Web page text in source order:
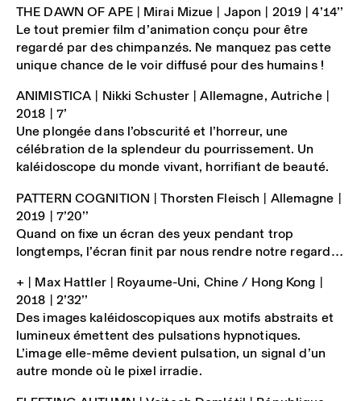
THE DAWN OF APE| Mirai Mizue | Japon | 2019 | 4’14’’
Le tout premier film d’animation conçu pour être
regardé par des chimpanzés. Ne manquez pas cette
unique chance de le voir diffusé pour des humains !
ANIMISTICA | Nikki Schuster | Allemagne, Autriche |
2018 | 7’
Une plongée dans l’obscurité et l’horreur, une
célébration de la splendeur du pourrissement. Un
kaléidoscope du monde vivant, horrifiant de beauté.
PATTERN COGNITION | Thorsten Fleisch | Allemagne |
2019 | 7’20’’
Quand on fixe un écran des yeux pendant trop
longtemps, l’écran finit par nous rendre notre regard…
+ | Max Hattler | Royaume-Uni, Chine / Hong Kong |
2018 | 2’32’’
Des images kaléidoscopiques aux motifs abstraits et
lumineux émettent des pulsations hypnotiques.
L’image elle-même devient pulsation, un signal d’un
autre monde où le pixel irradie.